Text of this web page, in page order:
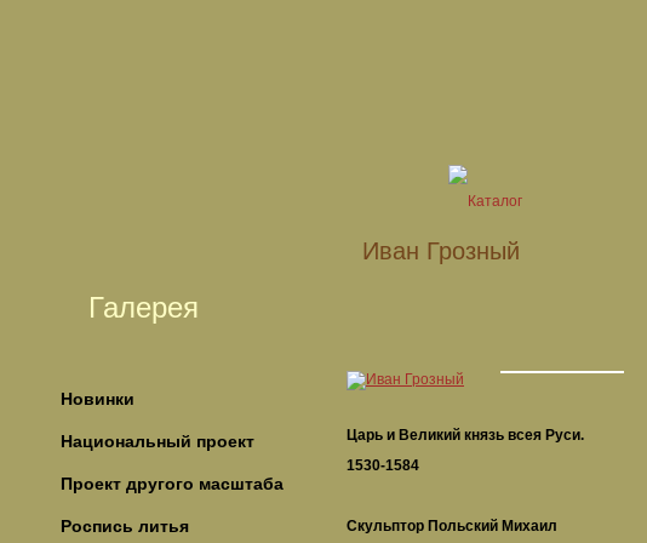
Иван Грозный
Галерея
Новинки
Национальный проект
Проект другого масштаба
Роспись литья
Царь и Великий князь всея Руси.
1530-1584
Скульптор Польский Михаил